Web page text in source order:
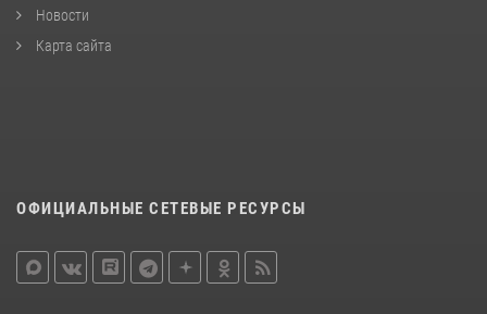
Новости
Карта сайта
ОФИЦИАЛЬНЫЕ СЕТЕВЫЕ РЕСУРСЫ